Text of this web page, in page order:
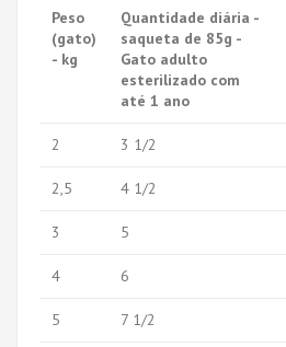
Peso
(gato)
- kg
Quantidade diária -
saqueta de 85g -
Gato adulto
esterilizado com
até 1 ano
2 3 1/2
2,5 4 1/2
3 5
4 6
5 7 1/2